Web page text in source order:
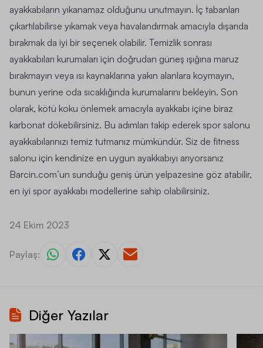
ayakkabıların yıkanamaz olduğunu unutmayın. İç tabanları
çıkartılabilirse yıkamak veya havalandırmak amacıyla dışarıda
bırakmak da iyi bir seçenek olabilir. Temizlik sonrası
ayakkabıları kurumaları için doğrudan güneş ışığına maruz
bırakmayın veya ısı kaynaklarına yakın alanlara koymayın,
bunun yerine oda sıcaklığında kurumalarını bekleyin. Son
olarak, kötü koku önlemek amacıyla ayakkabı içine biraz
karbonat dökebilirsiniz. Bu adımları takip ederek spor salonu
ayakkabılarınızı temiz tutmanız mümkündür. Siz de fitness
salonu için kendinize en uygun ayakkabıyı arıyorsanız
Barcin.com’un sunduğu geniş ürün yelpazesine göz atabilir,
en iyi spor ayakkabı modellerine sahip olabilirsiniz.
24 Ekim 2023
Paylaş:
Diğer Yazılar